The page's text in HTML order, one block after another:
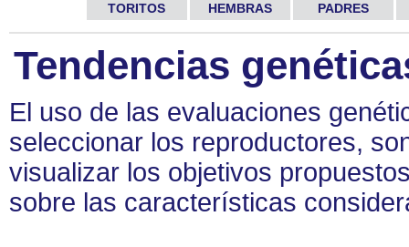
TORITOS HEMBRAS PADRES
Tendencias
El uso de las evaluaciones
seleccionar los reproductores,
visualizar los objetivos
sobre las características